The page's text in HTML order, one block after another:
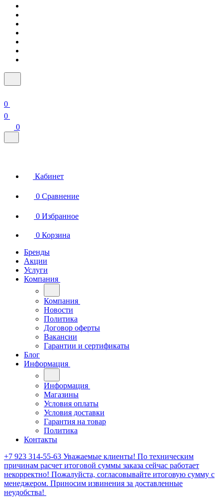
0
0
0
Кабинет
0 Сравнение
0 Избранное
0 Корзина
Бренды
Акции
Услуги
Компания
Компания
Новости
Политика
Договор оферты
Вакансии
Гарантии и сертификаты
Блог
Информация
Информация
Магазины
Условия оплаты
Условия доставки
Гарантия на товар
Политика
Контакты
+7 923 314-55-63 Уважаемые клиенты! По техническим
причинам расчет итоговой суммы заказа сейчас работает
некорректно! Пожалуйста, согласовывайте итоговую сумму с
менеджером. Приносим извинения за доставленные
неудобства!